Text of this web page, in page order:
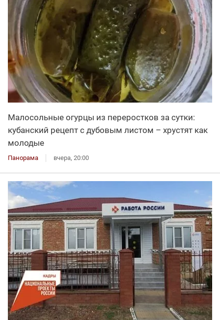
Малосольные огурцы из переростков за сутки:
кубанский рецепт с дубовым листом – хрустят как
молодые
Панорама вчера, 20:00